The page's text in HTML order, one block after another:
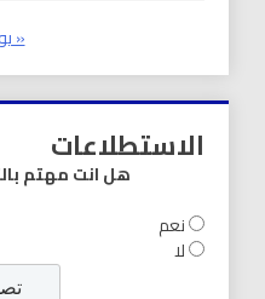
«
الاستطلاعات
هل انت مهتم
نعم
لا